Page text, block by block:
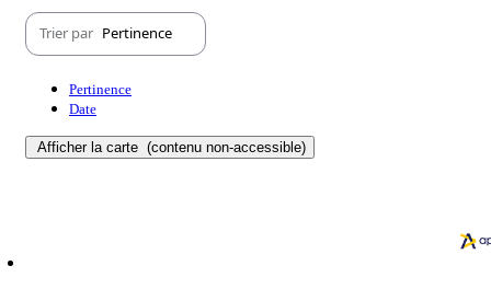
Trier par Pertinence
Pertinence
Date
Afficher la carte (contenu non-accessible)